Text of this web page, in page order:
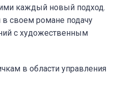
каждый новый подход.
в своем романе подачу
с художественным
в области управления